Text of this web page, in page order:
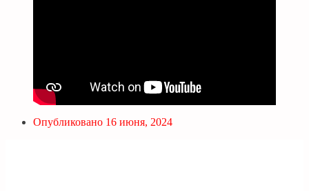
Опубликовано 16 июня, 2024